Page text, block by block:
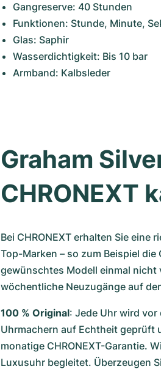
Gangreserve: 40 Stunden
Funktionen: Stunde, Minute,
Glas: Saphir
Wasserdichtigkeit: Bis 10 bar
Armband: Kalbsleder
Graham
CHRONEXT
Bei CHRONEXT erhalten Sie
Top-Marken – so zum Beispiel
gewünschtes Modell einmal nicht
wöchentliche Neuzugänge auf
100 % Original: Jede Uhr wird
Uhrmachern auf Echtheit geprüft
monatige CHRONEXT-Garantie.
Luxusuhr begleitet. Überzeugen